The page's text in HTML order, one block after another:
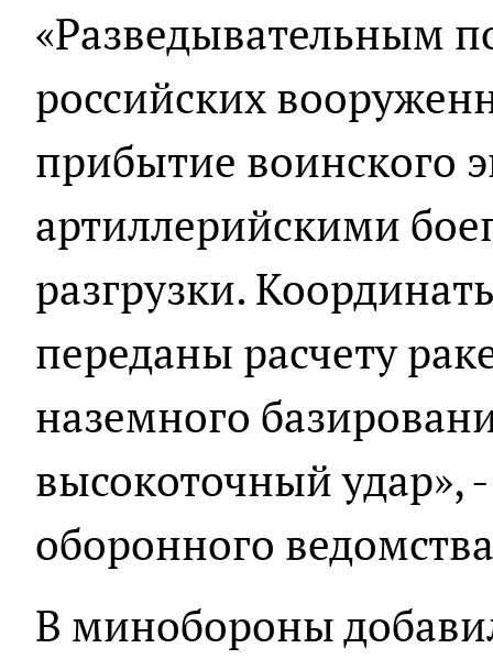
«Разведывательным
российских
прибытие воинского
артиллерийскими
разгрузки.
переданы расчету
наземного
высокоточный удар»,
оборонного
В минобороны